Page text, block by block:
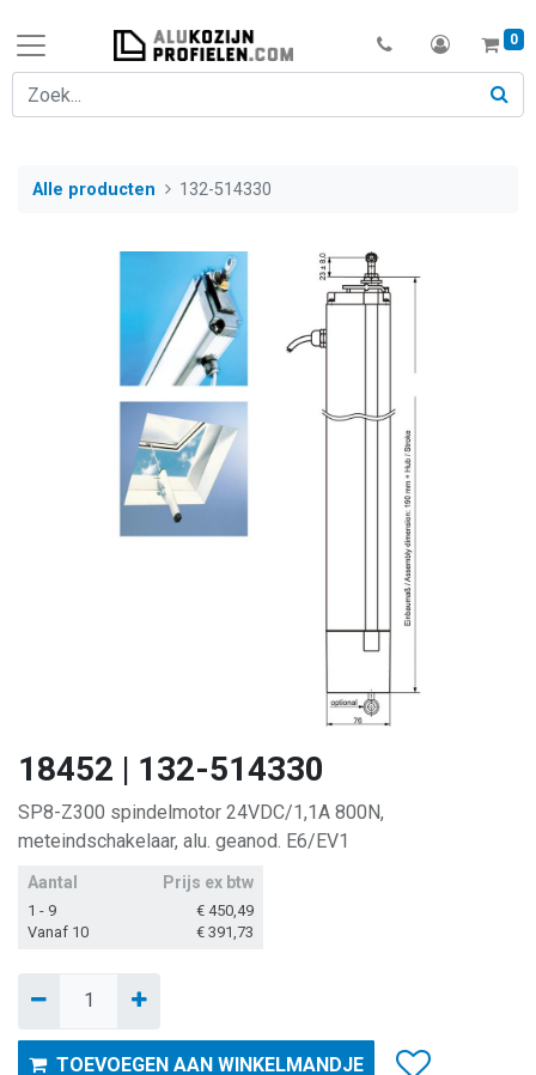
0
Alle producten 132-514330
18452 | 132-514330
SP8-Z300 spindelmotor 24VDC/1,1A 800N,
meteindschakelaar, alu. geanod. E6/EV1
Aantal Prijs ex btw
1 - 9 € 450,49
Vanaf 10
€ 391,73
TOEVOEGEN AAN WINKELMANDJE